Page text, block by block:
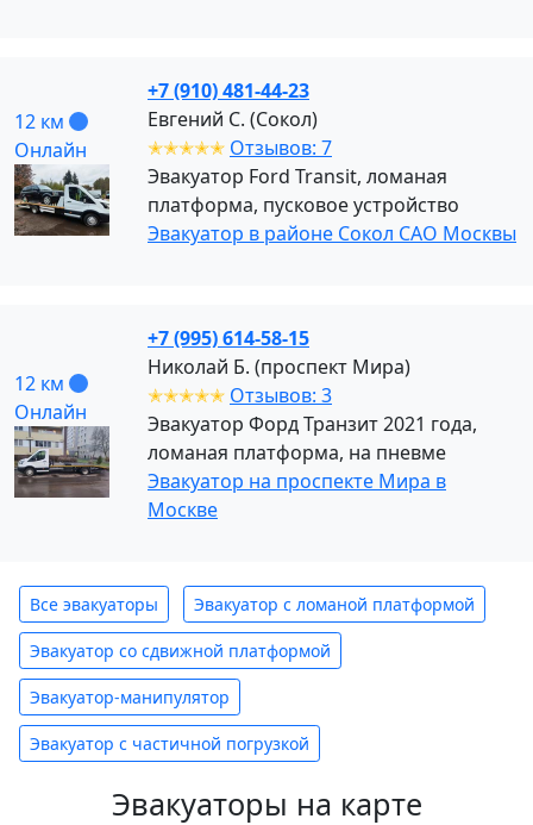
12 км
Онлайн
+7 (910) 481-44-23
Евгений С. (Сокол)
✭✭✭✭✭ Отзывов: 7
Эвакуатор Ford Transit, ломаная
платформа, пусковое устройство
Эвакуатор в районе Сокол САО Москвы
12 км
Онлайн
+7 (995) 614-58-15
Николай Б. (проспект Мира)
✭✭✭✭✭ Отзывов: 3
Эвакуатор Форд Транзит 2021 года,
ломаная платформа, на пневме
Эвакуатор на проспекте Мира в
Москве
Все эвакуаторы Эвакуатор с ломаной платформой
Эвакуатор со сдвижной платформой
Эвакуатор-манипулятор
Эвакуатор с частичной погрузкой
Эвакуаторы на карте